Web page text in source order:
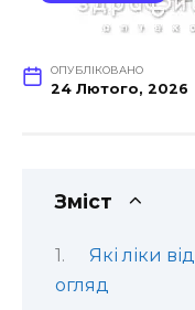
ОПУБЛІКОВАНО
24 Лютого, 2026
Зміст
Які ліки
огляд